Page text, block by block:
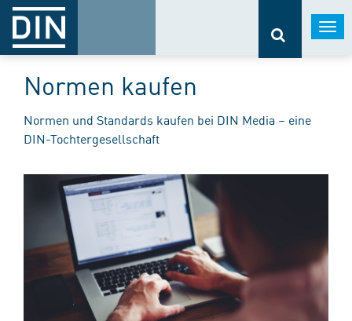
Normen kaufen
Normen und Standards kaufen bei DIN Media – eine
DIN-Tochtergesellschaft